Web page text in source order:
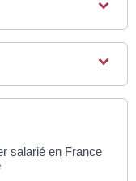
salarié en France